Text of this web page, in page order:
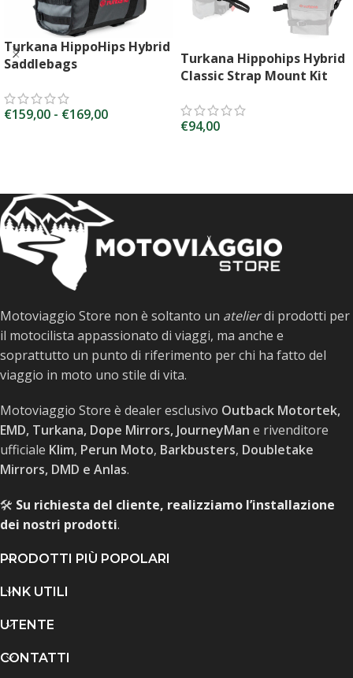
Turkana HippoHips Hybrid
Saddlebags
€159,00 - €169,00
Turkana Hippohips Hybrid
Classic Strap Mount Kit
€94,00
Motoviaggio Store non è soltanto un atelierdi prodotti per
il motocilista appassionato di viaggi, ma anche e
soprattutto un punto di riferimento per chi ha fatto del
viaggio in moto uno stile di vita.
Motoviaggio Store è dealer esclusivo Outback Motortek,
EMD, Turkana, Dope Mirrors, JourneyMan e rivenditore
ufficiale Klim, Perun Moto, Barkbusters, Doubletake
Mirrors, DMD e Anlas.
🛠️ Su richiesta del cliente, realizziamo l’installazione
dei nostri prodotti.
PRODOTTI PIÙ POPOLARI
LINK UTILI
UTENTE
CONTATTI